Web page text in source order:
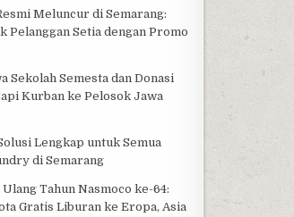
Meluncur di Semarang:
Pelanggan Setia dengan Promo
Sekolah Semesta dan Donasi
Kurban ke Pelosok Jawa
Lengkap untuk Semua
di Semarang
Tahun Nasmoco ke-64:
Gratis Liburan ke Eropa, Asia